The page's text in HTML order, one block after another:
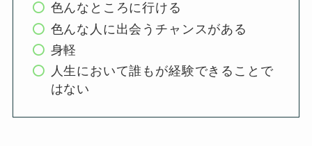
色んなところに行ける
色んな人に出会うチャンスがある
身軽
人生において誰もが経験できることで
はない